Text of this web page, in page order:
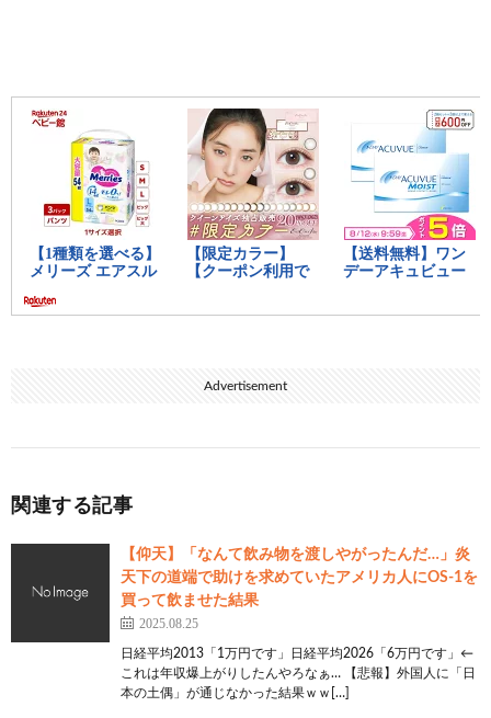
Advertisement
関連する記事
【仰天】「なんて飲み物を渡しやがったんだ…」炎
天下の道端で助けを求めていたアメリカ人にOS-1を
買って飲ませた結果
2025.08.25
日経平均2013「1万円です」日経平均2026「6万円です」←
これは年収爆上がりしたんやろなぁ… 【悲報】外国人に「日
本の土偶」が通じなかった結果ｗｗ[…]